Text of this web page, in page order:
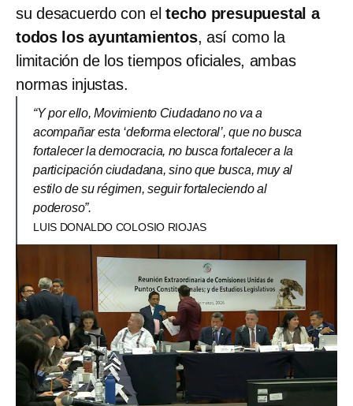
su desacuerdo con eltecho presupuestal a
todos los ayuntamientos, así como la
limitación de los tiempos oficiales, ambas
normas injustas.
“Y por ello, Movimiento Ciudadano no va a
acompañar esta ‘deforma electoral’, que no busca
fortalecer la democracia, no busca fortalecer a la
participación ciudadana, sino que busca, muy al
estilo de su régimen, seguir fortaleciendo al
poderoso”.
LUIS DONALDO COLOSIO RIOJAS